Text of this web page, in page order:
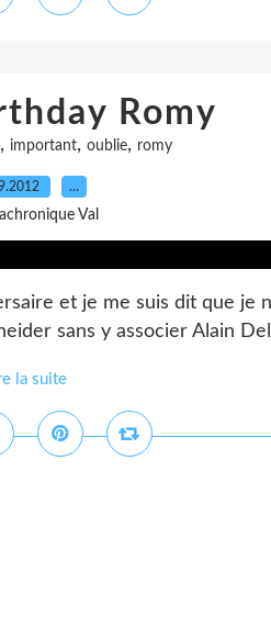
Romy
, important, oublie, romy
…
Val
et je me suis dit que je
sans y associer Alain
la suite